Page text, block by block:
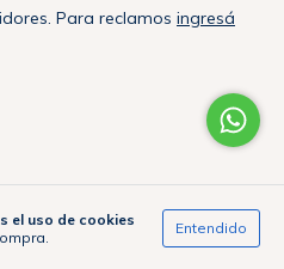
el uso de cookies
Entendido
Para reclamos ingresá